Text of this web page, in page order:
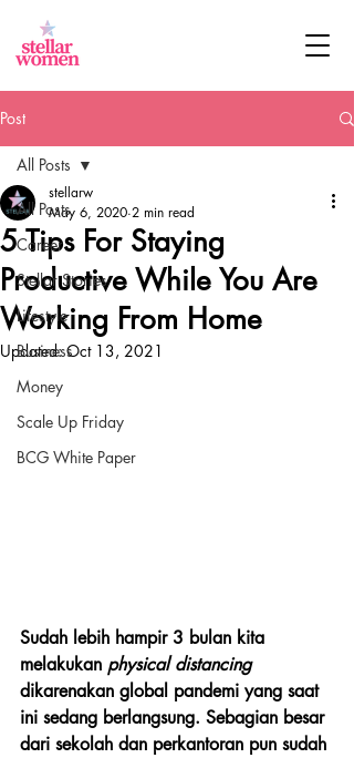
Post
All Posts
Career
Stellar Stories
Lifestyle
Business
Money
Scale Up Friday
BCG White Paper
All Posts
5 Tips For Staying
Productive While You Are
Working From Home
stellarw
May 6, 2020 2 min read
Updated:Oct 13, 2021
Sudah lebih hampir 3 bulan kita
melakukan physical distancing
dikarenakan global pandemi yang saat
ini sedang berlangsung. Sebagian besar
dari sekolah dan perkantoran pun sudah